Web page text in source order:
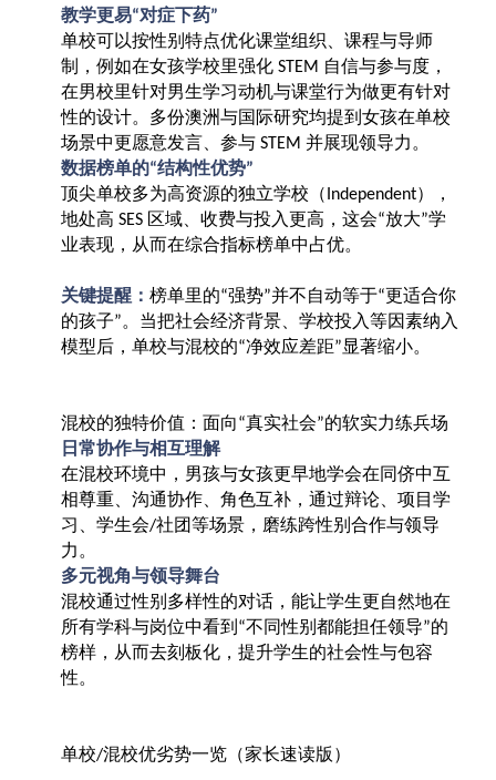
教学更易“对症下药”
单校可以按性别特点优化课堂组织、课程与导师
制，例如在女孩学校里强化 STEM 自信与参与度，
在男校里针对男生学习动机与课堂行为做更有针对
性的设计。多份澳洲与国际研究均提到女孩在单校
场景中更愿意发言、参与 STEM 并展现领导力。
数据榜单的“结构性优势”
顶尖单校多为高资源的独立学校（ Independent），
地处高 SES 区域、收费与投入更高，这会“放大”学
业表现，从而在综合指标榜单中占优。
关键提醒： 榜单里的“强势”并不自动等于“更适合你
的孩子”。当把社会经济背景、学校投入等因素纳入
模型后，单校与混校的“净效应差距”显著缩小。
混校的独特价值：面向“真实社会”的软实力练兵场
日常协作与相互理解
在混校环境中，男孩与女孩更早地学会在同侪中互
相尊重、沟通协作、角色互补，通过辩论、项目学
习、学生会/社团等场景，磨练跨性别合作与领导
力。
多元视角与领导舞台
混校通过性别多样性的对话，能让学生更自然地在
所有学科与岗位中看到 “不同性别都能担任领导”的
榜样，从而去刻板化，提升学生的社会性与包容
性。
单校/混校优劣势一览（家长速读版）